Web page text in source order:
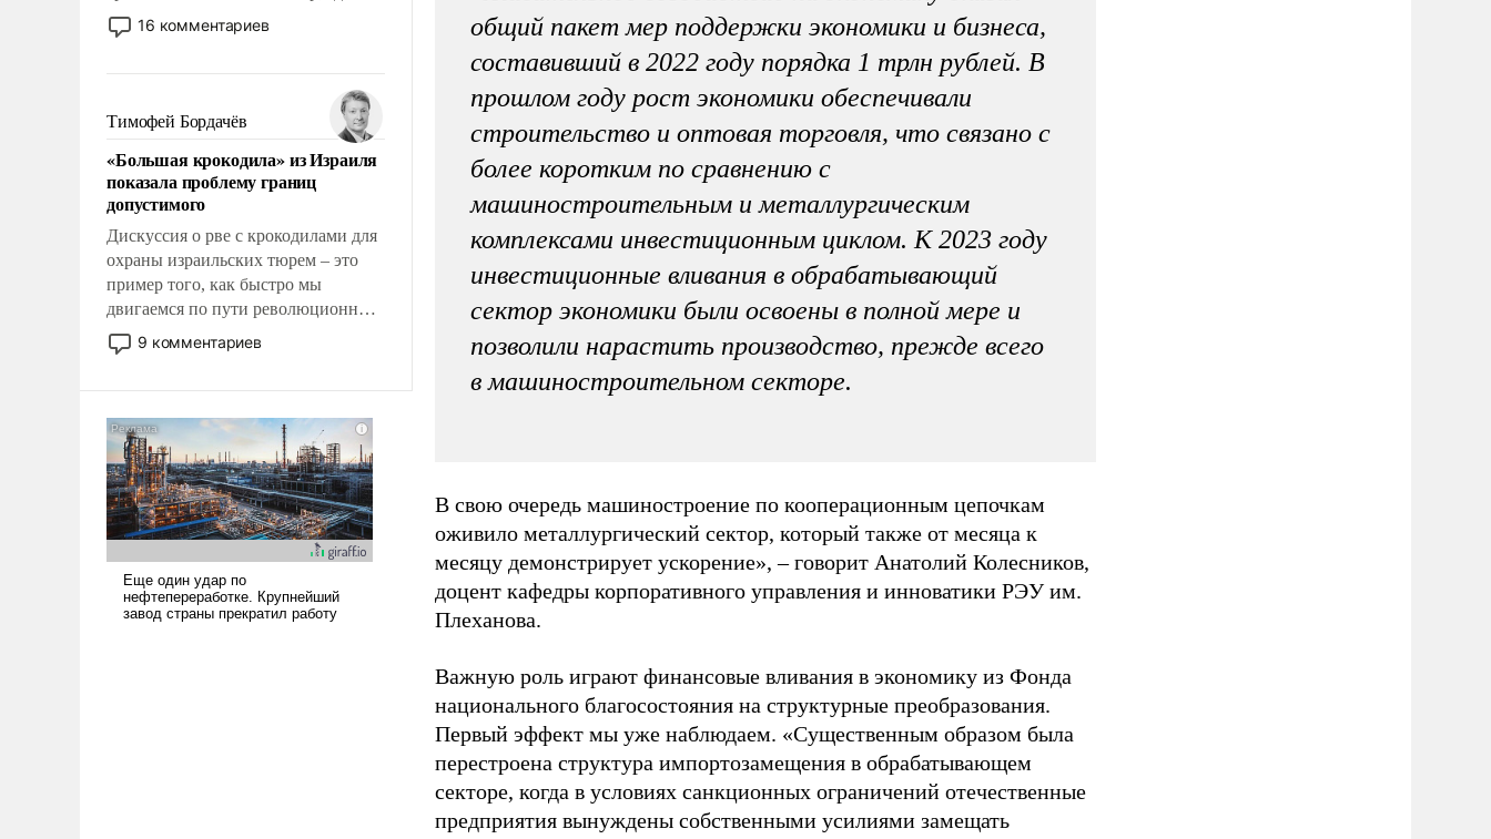
политические прожекты будут
безусловно оплачиваться за счет
где Еревану за свои поступки не
нужно отвечать.
16 комментариев
Тимофей Бордачёв
«Большая крокодила» из Израиля
показала проблему границ
допустимого
Дискуссия о рве с крокодилами для
охраны израильских тюрем – это
пример того, как быстро мы
двигаемся по пути революционных
изменений. То, что несколько лет
назад было образом для
9 комментариев
общий пакет мер поддержки экономики и бизнеса,
составивший в 2022 году порядка 1 трлн рублей. В
прошлом году рост экономики обеспечивали
строительство и оптовая торговля, что связано с
более коротким по сравнению с
машиностроительным и металлургическим
комплексами инвестиционным циклом. К 2023 году
инвестиционные вливания в обрабатывающий
сектор экономики были освоены в полной мере и
позволили нарастить производство, прежде всего
в машиностроительном секторе.
В свою очередь машиностроение по кооперационным цепочкам
оживило металлургический сектор, который также от месяца к
месяцу демонстрирует ускорение», – говорит Анатолий Колесников,
доцент кафедры корпоративного управления и инноватики РЭУ им.
Плеханова.
Важную роль играют финансовые вливания в экономику из Фонда
национального благосостояния на структурные преобразования.
Первый эффект мы уже наблюдаем. «Существенным образом была
перестроена структура импортозамещения в обрабатывающем
секторе, когда в условиях санкционных ограничений отечественные
предприятия вынуждены собственными усилиями замещать